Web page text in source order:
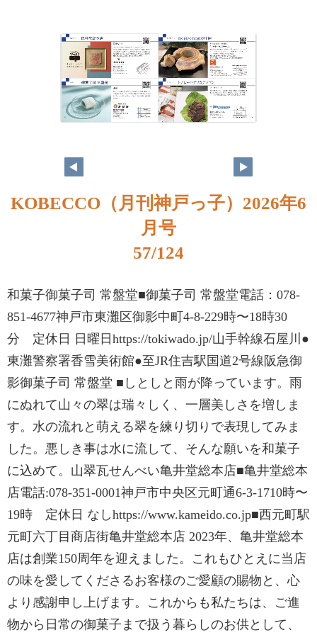
KOBECCO（月刊神戸っ子）2026年6
月号
57/124
和菓子御菓子司 常盤堂■御菓子司 常盤堂電話：078-
851-4677神戸市東灘区御影中町4-8-229時〜18時30
分 定休日 日曜日https://tokiwado.jp/山手幹線石屋川●
東灘警察署香雪美術館●至JR住吉駅国道2号線阪急御
影御菓子司 常盤堂 ■しとしと雨が降っています。雨
にぬれて山々の翠は瑞々しく、一層美しさを増しま
す。水の流れと萌える翠を練り切りで表現してみま
した。悪しき事は水に流して、そんな願いを和菓子
に込めて。山翠瓦せんべい亀井堂総本店■亀井堂総本
店電話:078-351-0001神戸市中央区元町通6-3-1710時〜
19時 定休日 なしhttps://www.kameido.co.jp■西元町駅
元町六丁目商店街亀井堂総本店 2023年、亀井堂総本
店は創業150周年を迎えました。これもひとえに当店
の味を愛してくださるお客様のご愛顧の賜物と、心
より感謝申し上げます。これからも私たちは、ご進
物から日常の御菓子まで扱う暮らしのお供として、